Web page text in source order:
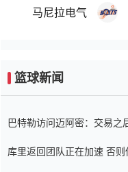
马尼拉电气
篮球新闻
巴特勒访问迈阿密：交易之
库里返回团队正在加速 否